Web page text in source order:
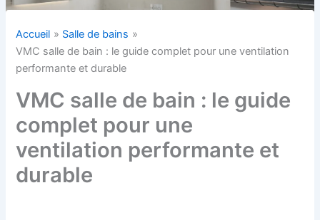
Accueil
Salle de bains
VMC salle de bain : le guide complet pour une ventilation
performante et durable
VMC salle de bain : le guide
complet pour une
ventilation performante et
durable